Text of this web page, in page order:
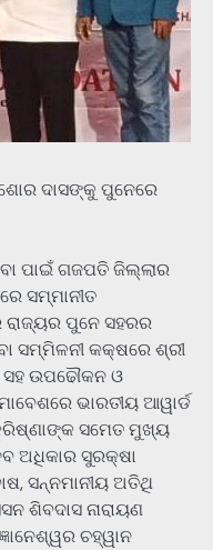
ଦାସଙ୍କୁ ପୁନେରେ
ପାଇଁ ଗଜପତି ଜିଲ୍ଲାର
ସମ୍ମାନୀତ
ରାଜ୍ୟର ପୁନେ ସହରର
ସମ୍ମିଳନୀ କକ୍ଷରେ ଶ୍ରୀ
ସହ ଉପଢୌକନ ଓ
ଭାରତୀୟ ଆୱାର୍ଡ
ସମେତ ମୁଖ୍ୟ
ଅଧିକାର ସୁରକ୍ଷା
ସନ୍ନମାନୀୟ ଅତିଥି
ଶିବଦାସ ନାରାୟଣ
ଚହ୍ୱାନ